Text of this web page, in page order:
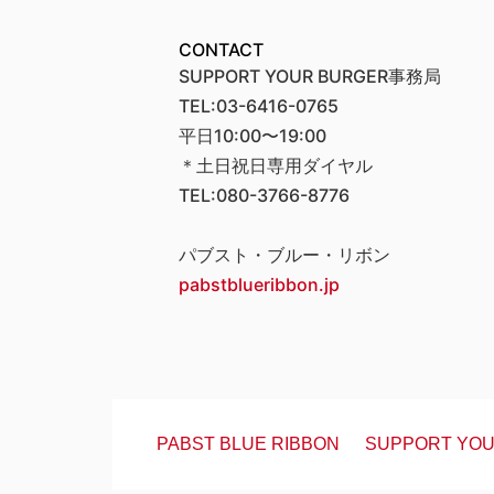
CONTACT
SUPPORT YOUR BURGER事務局
TEL:03-6416-0765
平日10:00〜19:00
＊土日祝日専用ダイヤル
TEL:080-3766-8776
パブスト・ブルー・リボン
pabstblueribbon.jp
PABST BLUE RIBBON SUPPORT